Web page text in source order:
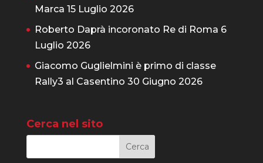
Marca 15 Luglio 2026
Roberto Daprà incoronato Re di Roma 6
Luglio 2026
Giacomo Guglielmini è primo di classe
Rally3 al Casentino 30 Giugno 2026
Cerca nel sito